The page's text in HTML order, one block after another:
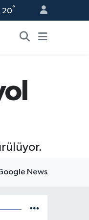
20°